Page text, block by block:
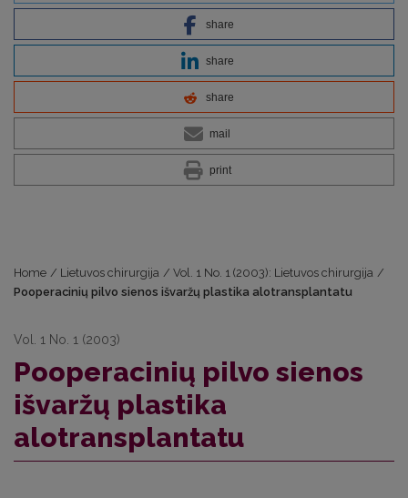
share
share
share
mail
print
Home / Lietuvos chirurgija / Vol. 1 No. 1 (2003): Lietuvos chirurgija /
Pooperacinių pilvo sienos išvaržų plastika alotransplantatu
Vol. 1 No. 1 (2003)
Pooperacinių pilvo sienos
išvaržų plastika
alotransplantatu